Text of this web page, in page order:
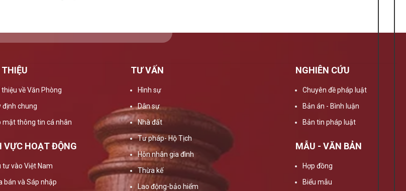
thiệu về Văn Phòng
định chung
mật thông tin cá nhân
VỰC HOẠT ĐỘNG
tư vào Việt Nam
bán và Sáp nhập
TƯ VẤN
Hình sự
Dân sự
Nhà đất
Tư pháp- Hộ Tịch
Hôn nhân gia đình
Thừa kế
Lao động-bảo hiểm
NGHIÊN CỨU
Chuyên đề pháp luật
Bản án - Bình luận
Bản tin pháp luật
MẪU - VĂN BẢN
Hợp đồng
Biểu mẫu